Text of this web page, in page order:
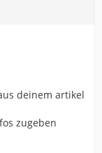
deinem artikel
zugeben